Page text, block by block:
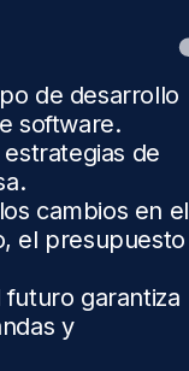
de desarrollo
software.
de
cambios en el
el presupuesto
garantiza
y